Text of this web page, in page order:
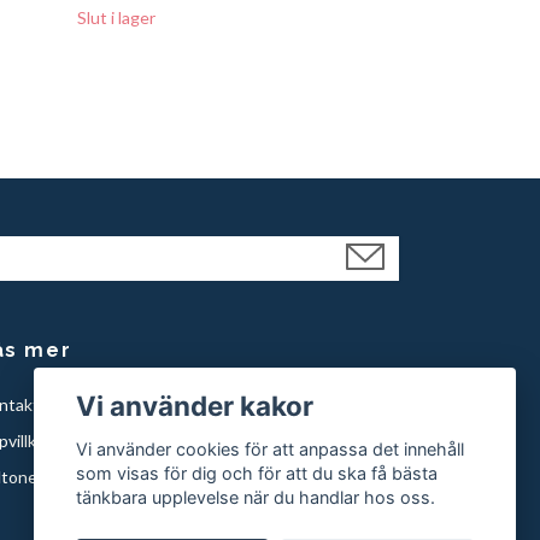
Slut i lager
mer
knivar
Vi använder kakor
Vi använder cookies för att anpassa det innehåll
som visas för dig och för att du ska få bästa
tänkbara upplevelse när du handlar hos oss.